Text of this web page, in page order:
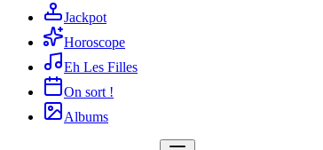
Jackpot
Horoscope
Eh Les Filles
On sort !
Albums